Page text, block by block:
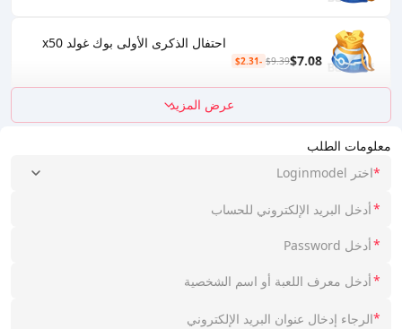
معلومات الطلب
*اختر Loginmodel
*
*
*
*
احتفال الذكرى الأولى بوك غولد x50
$7.08
$9.39
-$2.31
عرض المزيد